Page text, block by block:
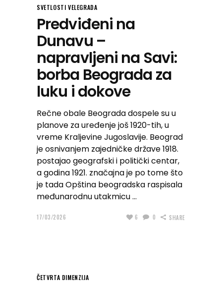
SVETLOSTI VELEGRADA
Predviđeni na
Dunavu –
napravljeni na Savi:
borba Beograda za
luku i dokove
Rečne obale Beograda dospele su u
planove za uređenje još 1920-tih, u
vreme Kraljevine Jugoslavije. Beograd
je osnivanjem zajedničke države 1918.
postajao geografski i politički centar,
a godina 1921. značajna je po tome što
je tada Opština beogradska raspisala
međunarodnu utakmicu
17/03/2026 6 0 SHARE
ČETVRTA DIMENZIJA